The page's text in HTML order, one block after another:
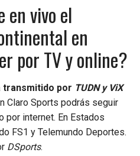
en vivo el
en
por TV y online?
transmitido por TUDN y ViX
Claro Sports podrás seguir
por internet. En Estados
FS1 y Telemundo Deportes.
DSports.